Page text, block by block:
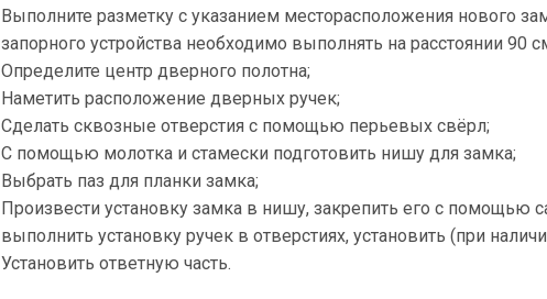
Выполните разметку с указанием месторасположения нового
запорного устройства необходимо выполнять на расстоянии 90
Определите центр дверного полотна;
Наметить расположение дверных ручек;
Сделать сквозные отверстия с помощью перьевых свёрл;
С помощью молотка и стамески подготовить нишу для замка;
Выбрать паз для планки замка;
Произвести установку замка в нишу, закрепить его с помощью
выполнить установку ручек в отверстиях, установить (при
Установить ответную часть.